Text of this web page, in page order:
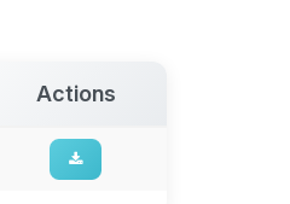
Actions